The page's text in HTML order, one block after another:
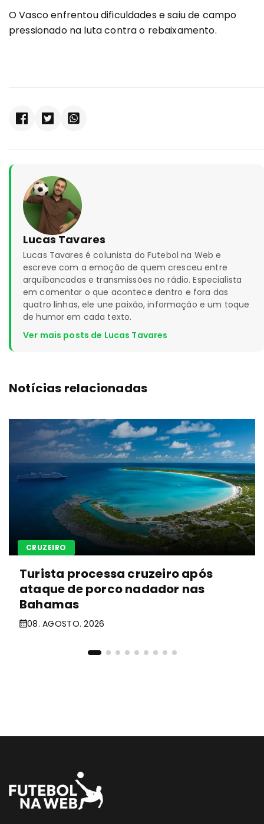
O Vasco enfrentou dificuldades e saiu de campo
pressionado na luta contra o rebaixamento.
Lucas Tavares
Lucas Tavares é colunista do Futebol na Web e
escreve com a emoção de quem cresceu entre
arquibancadas e transmissões no rádio. Especialista
em comentar o que acontece dentro e fora das
quatro linhas, ele une paixão, informação e um toque
de humor em cada texto.
Ver mais posts de Lucas Tavares
Notícias relacionadas
CRUZEIRO
Turista processa cruzeiro após
ataque de porco nadador nas
Bahamas
08. AGOSTO. 2026